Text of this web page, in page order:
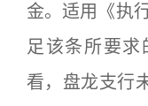
金。适用《执
足该条所要
看，盘龙支行